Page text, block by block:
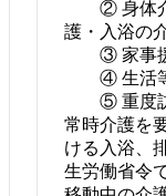
② 身体介
護・入浴の
③ 家事援
④ 生活等
⑤ 重度訪
常時介護を
ける入浴、
生労働省令